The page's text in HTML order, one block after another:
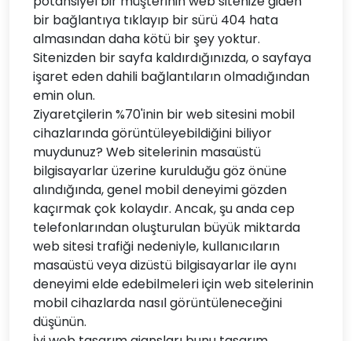
bir bağlantıya tıklayıp bir sürü 404 hata
almasından daha kötü bir şey yoktur.
Sitenizden bir sayfa kaldırdığınızda, o sayfaya
işaret eden dahili bağlantıların olmadığından
emin olun.
Ziyaretçilerin %70'inin bir web sitesini mobil
cihazlarında görüntüleyebildiğini biliyor
muydunuz? Web sitelerinin masaüstü
bilgisayarlar üzerine kurulduğu göz önüne
alındığında, genel mobil deneyimi gözden
kaçırmak çok kolaydır. Ancak, şu anda cep
telefonlarından oluşturulan büyük miktarda
web sitesi trafiği nedeniyle, kullanıcıların
masaüstü veya dizüstü bilgisayarlar ile aynı
deneyimi elde edebilmeleri için web sitelerinin
mobil cihazlarda nasıl görüntüleneceğini
düşünün.